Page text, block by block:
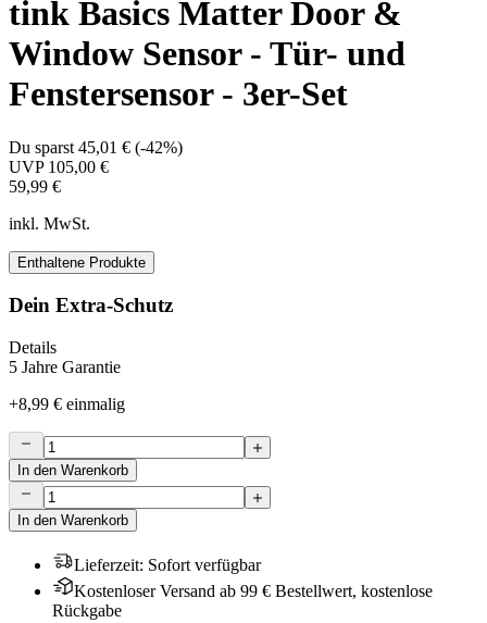
tink Basics Matter Door &
Window Sensor - Tür- und
Fenstersensor - 3er-Set
Du sparst 45,01 € (-42%)
UVP 105,00 €
59,99 €
inkl. MwSt.
Enthaltene Produkte
Dein Extra-Schutz
Details
5 Jahre Garantie
+8,99 € einmalig
In den Warenkorb
In den Warenkorb
Lieferzeit: Sofort verfügbar
Kostenloser Versand ab 99 € Bestellwert, kostenlose
Rückgabe